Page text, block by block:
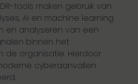
tools maken gebruik van
AI en machine learning
en analyseren van een
binnen het
de organisatie. Hierdoor
cyberaanvallen